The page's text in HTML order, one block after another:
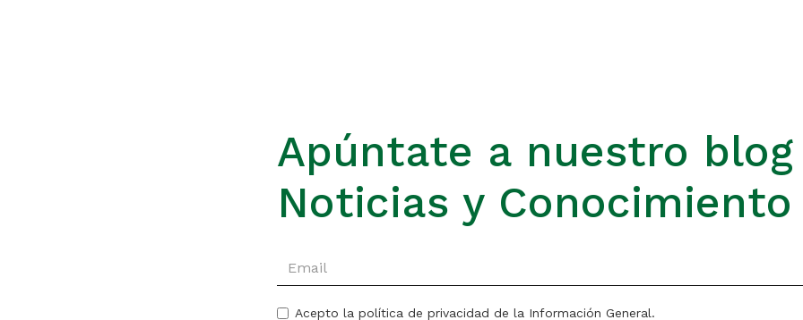
Apúntate a nuestro
Noticias y Conocimiento
Acepto la política de privacidad de la Información General.